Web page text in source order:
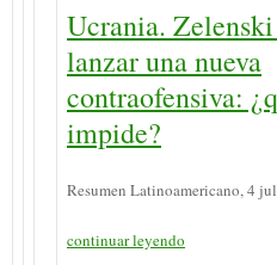
Ucrania.
lanzar una nueva
contraofensiva:
impide?
Resumen Latinoamericano, 4
continuar leyendo